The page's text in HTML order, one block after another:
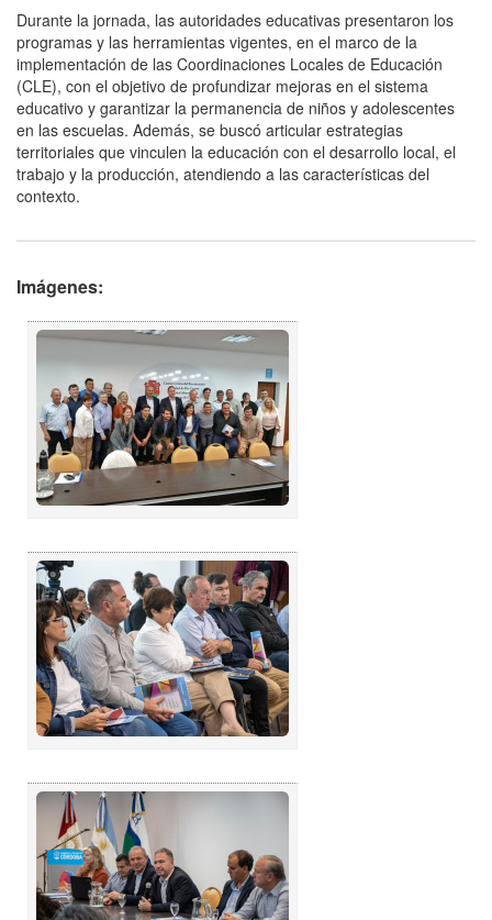
Durante la jornada, las autoridades educativas presentaron los
programas y las herramientas vigentes, en el marco de la
implementación de las Coordinaciones Locales de Educación
(CLE), con el objetivo de profundizar mejoras en el sistema
educativo y garantizar la permanencia de niños y adolescentes
en las escuelas. Además, se buscó articular estrategias
territoriales que vinculen la educación con el desarrollo local, el
trabajo y la producción, atendiendo a las características del
contexto.
Imágenes: